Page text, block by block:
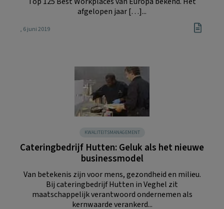
afgelopen jaar […]...
, 6 juni 2019
KWALITEITSMANAGEMENT
Cateringbedrijf Hutten: Geluk als het nieuwe
businessmodel
Van betekenis zijn voor mens, gezondheid en milieu.
Bij cateringbedrijf Hutten in Veghel zit
maatschappelijk verantwoord ondernemen als
kernwaarde verankerd...